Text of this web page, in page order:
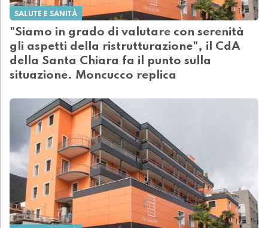
SALUTE E SANITÀ
"Siamo in grado di valutare con serenità
gli aspetti della ristrutturazione", il CdA
della Santa Chiara fa il punto sulla
situazione. Moncucco replica